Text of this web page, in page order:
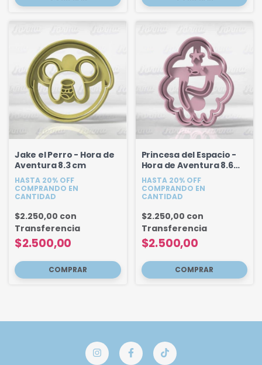
Jake el Perro - Hora de
Aventura 8.3 cm
HASTA 20% OFF
COMPRANDO EN
CANTIDAD
$2.500,00
$2.250,00 con
Transferencia
Princesa del Espacio -
Hora de Aventura 8.6
cm
HASTA 20% OFF
COMPRANDO EN
CANTIDAD
$2.500,00
$2.250,00 con
Transferencia